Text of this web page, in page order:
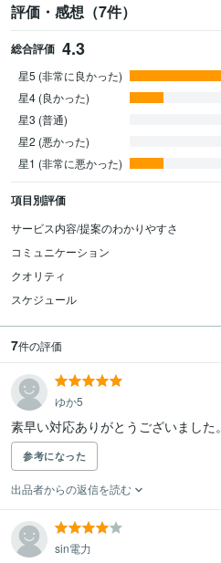
評価・感想（7件）
総合評価 4.3
星5 (非常に良かった)
星4 (良かった)
星3 (普通)
星2 (悪かった)
星1 (非常に悪かった)
項目別評価
サービス内容/提案のわかりやすさ
コミュニケーション
クオリティ
スケジュール
7件の評価
ゆか5
素早い対応ありがとうございました。
参考になった
出品者からの返信を読む
sin電力